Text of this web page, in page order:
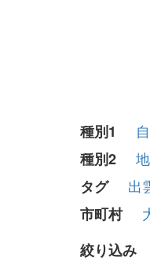
種別1
種別2
タグ 出
市町村
絞り込み